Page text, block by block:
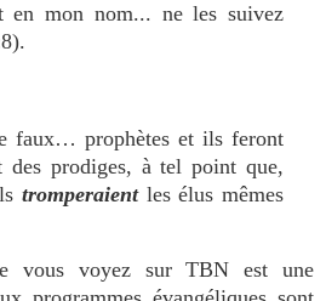
en mon nom... ne les suivez
faux… prophètes et ils feront
des prodiges, à tel point que,
tromperaientles élus mêmes
vous voyez sur TBN est une